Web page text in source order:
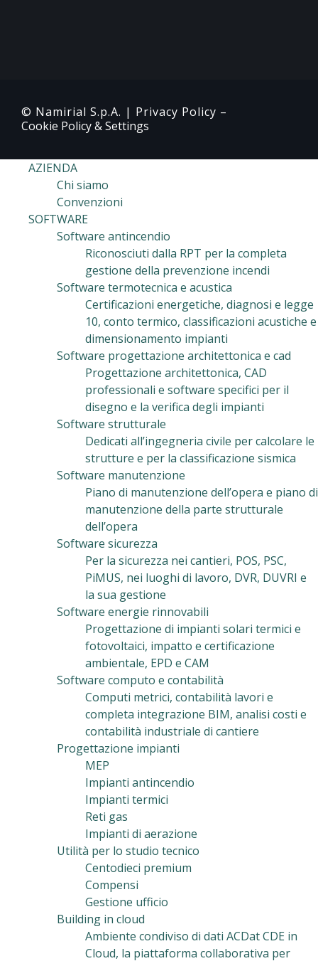
© Namirial S.p.A. | Privacy Policy –
Cookie Policy & Settings
AZIENDA
Chi siamo
Convenzioni
SOFTWARE
Software antincendio
Riconosciuti dalla RPT per la completa
gestione della prevenzione incendi
Software termotecnica e acustica
Certificazioni energetiche, diagnosi e legge
10, conto termico, classificazioni acustiche e
dimensionamento impianti
Software progettazione architettonica e cad
Progettazione architettonica, CAD
professionali e software specifici per il
disegno e la verifica degli impianti
Software strutturale
Dedicati all’ingegneria civile per calcolare le
strutture e per la classificazione sismica
Software manutenzione
Piano di manutenzione dell’opera e piano di
manutenzione della parte strutturale
dell’opera
Software sicurezza
Per la sicurezza nei cantieri, POS, PSC,
PiMUS, nei luoghi di lavoro, DVR, DUVRI e
la sua gestione
Software energie rinnovabili
Progettazione di impianti solari termici e
fotovoltaici, impatto e certificazione
ambientale, EPD e CAM
Software computo e contabilità
Computi metrici, contabilità lavori e
completa integrazione BIM, analisi costi e
contabilità industriale di cantiere
Progettazione impianti
MEP
Impianti antincendio
Impianti termici
Reti gas
Impianti di aerazione
Utilità per lo studio tecnico
Centodieci premium
Compensi
Gestione ufficio
Building in cloud
Ambiente condiviso di dati ACDat CDE in
Cloud, la piattaforma collaborativa per